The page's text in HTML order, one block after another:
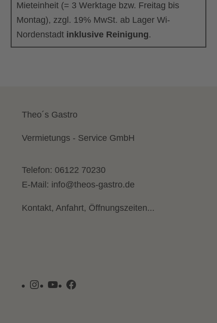
Mieteinheit (= 3 Werktage bzw. Freitag bis
Montag), zzgl. 19% MwSt. ab Lager Wi-
Nordenstadt inklusive Reinigung.
Theo´s Gastro
Vermietungs - Service GmbH
Telefon: 06122 70230
E-Mail: info@theos-gastro.de
Kontakt, Anfahrt, Öffnungszeiten...
Instagram
YouTubeFacebook